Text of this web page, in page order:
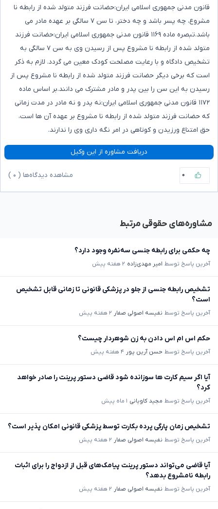
قانون مدنی جمهوری اسلامی ایران:حضانت فرزند متولد شده از رابطه نا
مشروع، چه پسر باشد و چه دختر، تا سن ۷ سالگی بر عهده مادر می
باشد.تبصره ماده ۱۱۶۹ قانون مدنی جمهوری اسلامی ایران:حضانت فرزند
متولد شده از رابطه نا مشروع پس از رسیدن وی به سن ۷ سالگی به
تشخیص دادگاه و با رعایت مصلحت کودک معین می گردد. لازم به ذکر
است که برخی دیگر حضانت فرزند متولد شده از رابطه نا مشروع پس از
رسیدن به این سن را بین پدر و مادر مشترک می دانند.بر اساس ماده
۱۱۷۲ قانون مدنی جمهوری اسلامی ایران:نه پدر و نه مادر در مدت زمانی
که حضانت فرزند متولد شده از رابطه نا مشروع بر عهده آن ها است،
حق امتناع ورزیدن و کوتاهی در امر نگه داری وی را ندارند.
دریافت مشاوره از این وکیل
۰ مشاهده دیدگاه‌ها ( ۰
مشاوره‌های حقوقی مرتبط
چه حکمی برای رابطه جنسی سه‌نفره وجود دارد؟
آخرین پاسخ توسط امیر مهدی‌زاده ۲ هفته پیش
تشخیص رابطه جنسی از جلو در پزشکی قانونی تا زمانی قابل تشخیص
است؟
آخرین پاسخ توسط نفیسه اصولی صفار ۲ هفته پیش
حکم اس ام اس دادن به زن شوهردار چیست؟
آخرین پاسخ توسط حسن آرین پور ۴ هفته پیش
آیا اگر سیم کارت ها سوزانده شود قاضی دستور پرینت را صادر خواهد
کرد؟
آخرین پاسخ توسط مجید کاویانی ۱ ماه پیش
تشخیص زمان پارگی پرده بکارت توسط پزشکی قانونی امکان پذیر است؟
آخرین پاسخ توسط نفیسه اصولی صفار ۲ هفته پیش
آیا قاضی می‌تواند دستور پرینت پیامک‌های قبل از ازدواج را برای اثبات
رابطه نامشروع بدهد؟
آخرین پاسخ توسط نفیسه اصولی صفار ۲ هفته پیش